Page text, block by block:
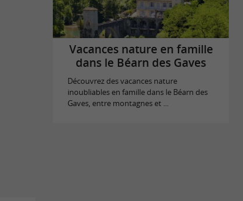
Vacances nature en famille
dans le Béarn des Gaves
Découvrez des vacances nature
inoubliables en famille dans le Béarn des
Gaves, entre montagnes et ...